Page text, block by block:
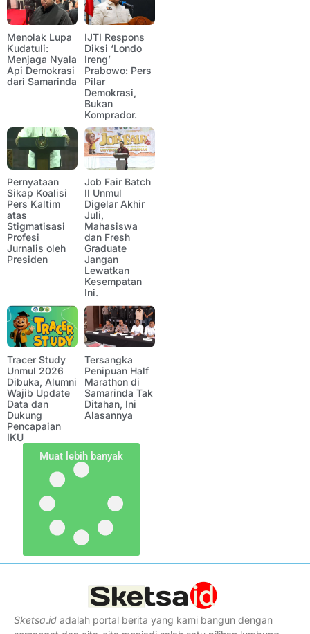
Menolak Lupa
Kudatuli:
Menjaga Nyala
Api Demokrasi
dari Samarinda
IJTI Respons
Diksi ‘Londo
Ireng’
Prabowo: Pers
Pilar
Demokrasi,
Bukan
Komprador.
Pernyataan
Sikap Koalisi
Pers Kaltim
atas
Stigmatisasi
Profesi
Jurnalis oleh
Presiden
Job Fair Batch
II Unmul
Digelar Akhir
Juli,
Mahasiswa
dan Fresh
Graduate
Jangan
Lewatkan
Kesempatan
Ini.
Tracer Study
Unmul 2026
Dibuka, Alumni
Wajib Update
Data dan
Dukung
Pencapaian
IKU
Tersangka
Penipuan Half
Marathon di
Samarinda Tak
Ditahan, Ini
Alasannya
Muat lebih banyak
Sketsa.id adalah portal berita yang kami bangun dengan